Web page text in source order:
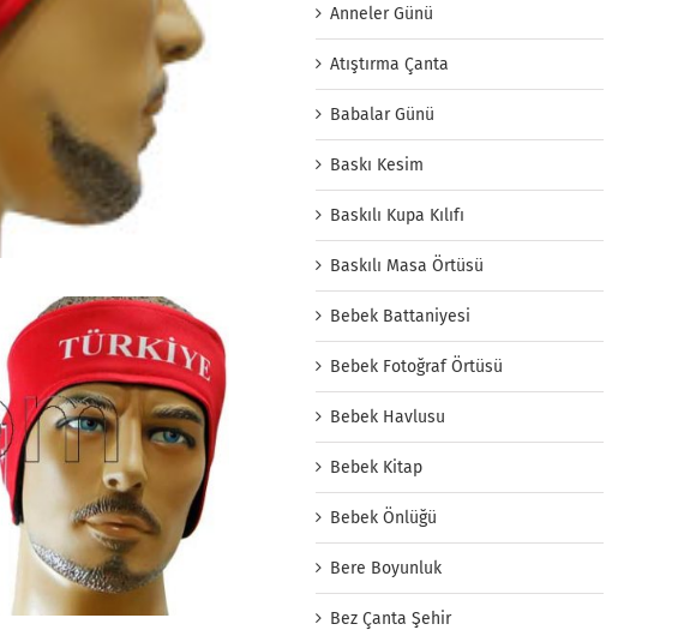
Anneler Günü
Atıştırma Çanta
Babalar Günü
Baskı Kesim
Baskılı Kupa Kılıfı
Baskılı Masa Örtüsü
Bebek Battaniyesi
Bebek Fotoğraf Örtüsü
Bebek Havlusu
Bebek Kitap
Bebek Önlüğü
Bere Boyunluk
Bez Çanta Şehir